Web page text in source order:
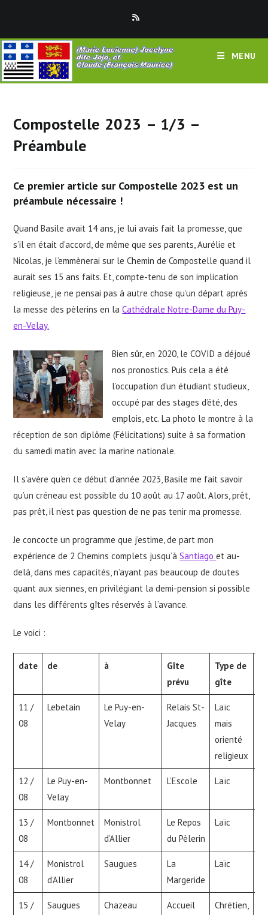
content
MENU
Compostelle 2023 – 1/3 –
Préambule
Ce premier article sur Compostelle 2023 est un
préambule nécessaire !
Quand Basile avait 14 ans, je lui avais fait la promesse, que
s’il en était d’accord, de même que ses parents, Aurélie et
Nicolas, je l’emmènerai sur le Chemin de Compostelle quand il
aurait ses 15 ans faits. Et, compte-tenu de son implication
religieuse, je ne pensai pas à autre chose qu’un départ après
la messe des pèlerins en laCathédrale Notre-Dame du Puy-
en-Velay.
Bien sûr, en 2020, le COVID a déjoué
nos pronostics. Puis cela a été
l’occupation d’un étudiant studieux,
occupé par des stages d’été, des
emplois, etc. La photo le montre à la
réception de son diplôme (Félicitations) suite à sa formation
du samedi matin avec la marine nationale.
Il s’avère qu’en ce début d’année 2023, Basile me fait savoir
qu’un créneau est possible du 10 août au 17 août. Alors, prêt,
pas prêt, il n’est pas question de ne pas tenir ma promesse.
Je concocte un programme que j’estime, de part mon
expérience de 2 Chemins complets jusqu’àSantiagoet au-
delà, dans mes capacités, n’ayant pas beaucoup de doutes
quant aux siennes, en privilégiant la demi-pension si possible
dans les différents gîtes réservés à l’avance.
Le voici :
date de à
Gîte
prévu
Type de
gîte
11 /
08
Lebetain
Le Puy-en-
Velay
Relais St-
Jacques
Laïc
mais
orienté
religieux
12 /
08
Le Puy-en-
Velay
Montbonnet L’Escole Laïc
13 /
08
Montbonnet
Monistrol
d’Allier
Le Repos
du Pèlerin
Laïc
14 /
08
Monistrol
d’Allier
Saugues
La
Margeride
Laïc
15 /
Saugues
Chazeau
Accueil
Chrétien,